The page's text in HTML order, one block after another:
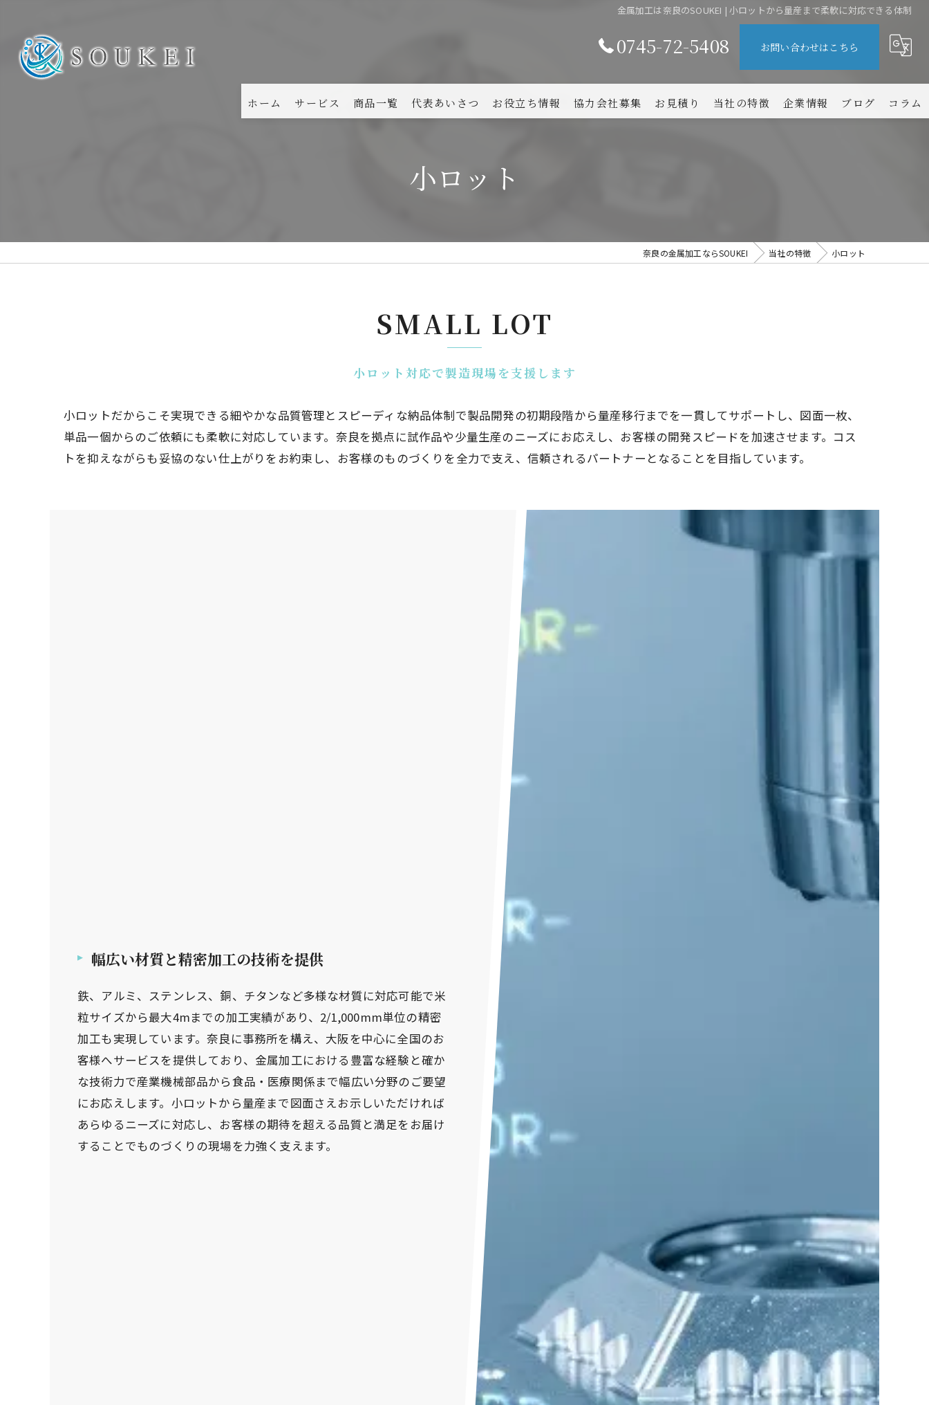
金属加工は奈良のSOUKEI | 小ロットから量産まで柔軟に対応できる体制
0745-72-5408 お問い合わせはこちら
ホーム サービス 商品一覧 代表あいさつ お役立ち情報 協力会社募集 お見積り 当社の特徴
短納期
企業情報 ブログ コラム
小ロット
奈良の金属加工ならSOUKEI 当社の特徴 小ロット
小ロット対応で製造現場を支援します
SMALL LOT
小ロットだからこそ実現できる細やかな品質管理とスピーディな納品体制で製品開発の初期段階から量産移行までを一貫してサポートし、図面一枚、
単品一個からのご依頼にも柔軟に対応しています。奈良を拠点に試作品や少量生産のニーズにお応えし、お客様の開発スピードを加速させます。コス
トを抑えながらも妥協のない仕上がりをお約束し、お客様のものづくりを全力で支え、信頼されるパートナーとなることを目指しています。
幅広い材質と精密加工の技術を提供
鉄、アルミ、ステンレス、銅、チタンなど多様な材質に対応可能で米
粒サイズから最大4mまでの加工実績があり、2/1,000mm単位の精密
加工も実現しています。奈良に事務所を構え、大阪を中心に全国のお
客様へサービスを提供しており、金属加工における豊富な経験と確か
な技術力で産業機械部品から食品・医療関係まで幅広い分野のご要望
にお応えします。小ロットから量産まで図面さえお示しいただければ
あらゆるニーズに対応し、お客様の期待を超える品質と満足をお届け
することでものづくりの現場を力強く支えます。